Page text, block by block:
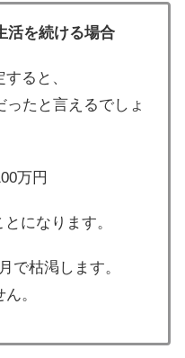
活を続ける場合
ると、
ったと言えるでしょ
万円
になります。
で枯渇します。
。